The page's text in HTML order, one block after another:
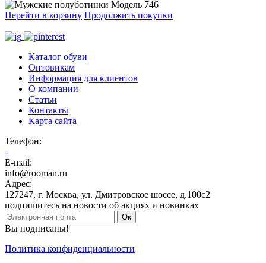
Перейти в корзину Продолжить покупки
Каталог обуви
Оптовикам
Информация для клиентов
О компании
Статьи
Контакты
Карта сайта
Телефон:
-
E-mail:
info@rooman.ru
Адрес:
127247, г. Москва, ул. Дмитровское шоссе, д.100с2
подпишитесь на новости об акциях и новинках
Ок
Вы подписаны!
Политика конфиденциальности